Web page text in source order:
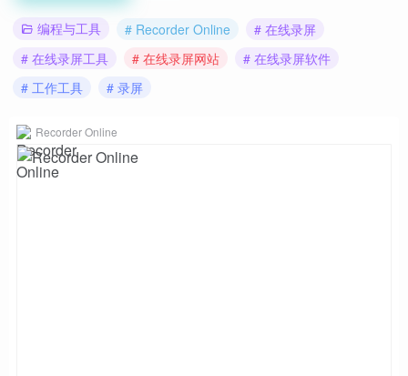
编程与工具 # Recorder Online
# 在线录屏
# 在线录屏工具
# 在线录屏网站
# 在线录屏软件
# 工作工具
# 录屏
Recorder Online